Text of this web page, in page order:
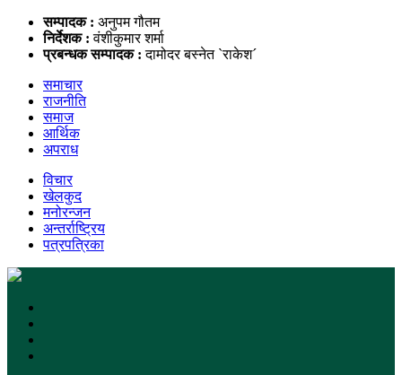
सम्पादक : अनुपम गौतम
निर्देशक :वंशीकुमार शर्मा
प्रबन्धक सम्पादक :दामोदर बस्नेत `राकेश´
समाचार
राजनीति
समाज
आर्थिक
अपराध
विचार
खेलकुद
मनोरन्जन
अन्तर्राष्ट्रिय
पत्रपत्रिका